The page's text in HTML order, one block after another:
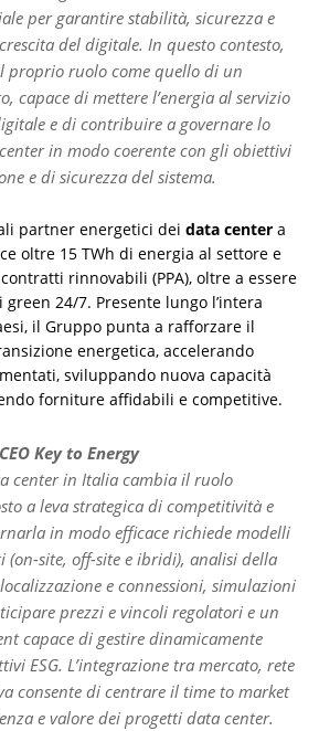
per garantire stabilità, sicurezza e
del digitale. In questo contesto,
proprio ruolo come quello di un
capace di mettere l’energia al servizio
e di contribuire a governare lo
in modo coerente con gli obiettivi
e di sicurezza del sistema.
partner energetici dei data center a
oltre 15 TWh di energia al settore e
rinnovabili (PPA), oltre a essere
24/7. Presente lungo l’intera
il Gruppo punta a rafforzare il
energetica, accelerando
sviluppando nuova capacità
forniture affidabili e competitive.
Key to Energy
center in Italia cambia il ruolo
a leva strategica di competitività e
in modo efficace richiede modelli
(on-site, off-site e ibridi), analisi della
e connessioni, simulazioni
prezzi e vincoli regolatori e un
capace di gestire dinamicamente
ESG. L’integrazione tra mercato, rete
consente di centrare il time to market
e valore dei progetti data center.